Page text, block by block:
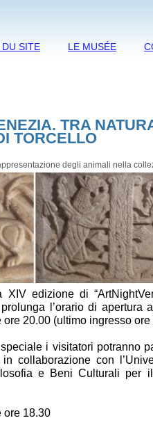
DU SITE LE MUSÉE
TRA
TORCELLO
degli animali nella
XIV edizione di
l’orario di apertura
20.00 (ultimo ingresso ore
i visitatori potranno
collaborazione con
e Beni Culturali per
ore 18.30